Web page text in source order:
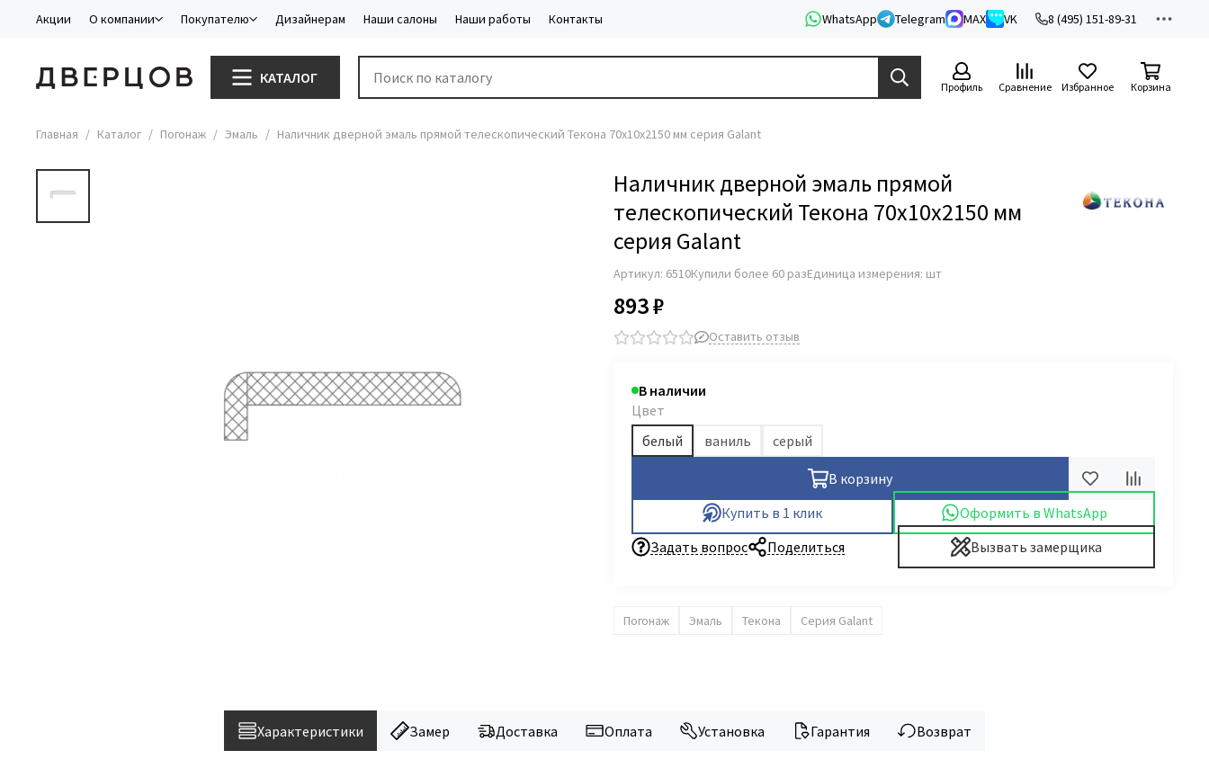
Акции О компании Покупателю Дизайнерам Наши салоны Наши работы Контакты WhatsApp Telegram MAX VK 8 (495) 151-89-31
КАТАЛОГ
Профиль Сравнение Избранное Корзина
Главная Каталог Погонаж Эмаль Наличник дверной эмаль прямой телескопический Текона 70х10х2150 мм серия Galant
Наличник дверной эмаль прямой
телескопический Текона 70х10х2150 мм
серия Galant
Артикул: 6510Купили более 60 разЕдиница измерения: шт
893 ₽
Оставить отзыв
В наличии
Цвет
белый
ваниль серый
В корзину
Купить в 1 клик
Оформить в WhatsApp
Вызвать замерщика
Задать вопрос Поделиться
Погонаж Эмаль Текона Серия Galant
Характеристики Замер Доставка Оплата Установка Гарантия Возврат